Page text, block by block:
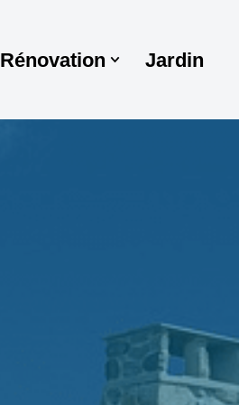
Rénovation Jardin